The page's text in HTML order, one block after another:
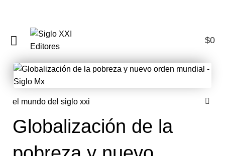
$0
el mundo del siglo xxi
Globalización de la